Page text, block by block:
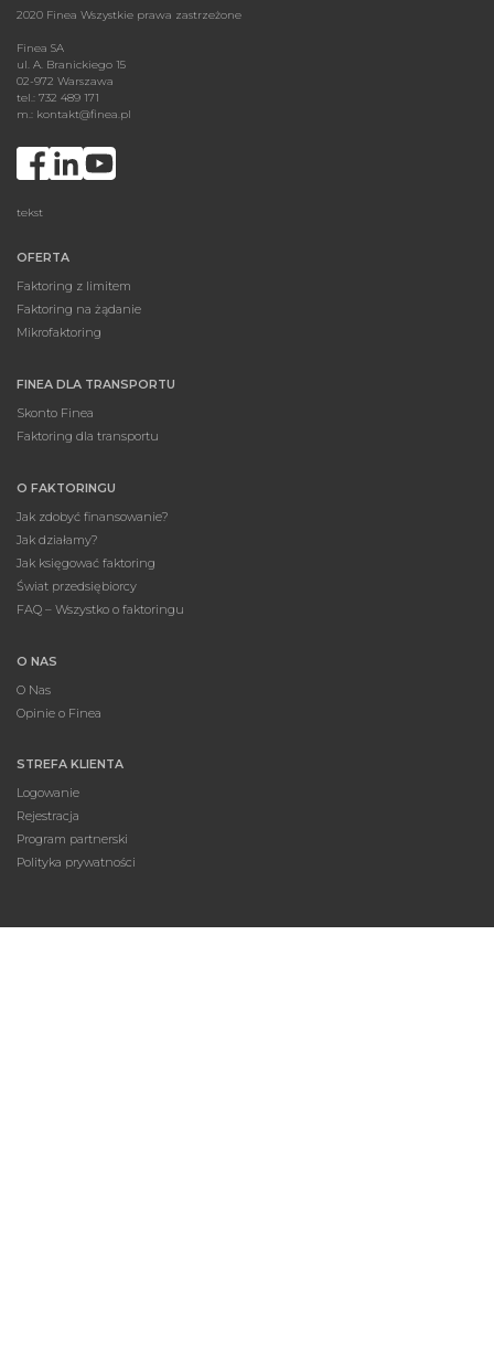
2020 Finea Wszystkie prawa zastrzeżone
Finea SA
ul. A. Branickiego 15
02-972 Warszawa
tel.: 732 489 171
m.: kontakt@finea.pl
tekst
OFERTA
Faktoring z limitem
Faktoring na żądanie
Mikrofaktoring
FINEA DLA TRANSPORTU
Skonto Finea
Faktoring dla transportu
O FAKTORINGU
Jak zdobyć finansowanie?
Jak działamy?
Jak księgować faktoring
Świat przedsiębiorcy
FAQ – Wszystko o faktoringu
O NAS
O Nas
Opinie o Finea
STREFA KLIENTA
Logowanie
Rejestracja
Program partnerski
Polityka prywatności